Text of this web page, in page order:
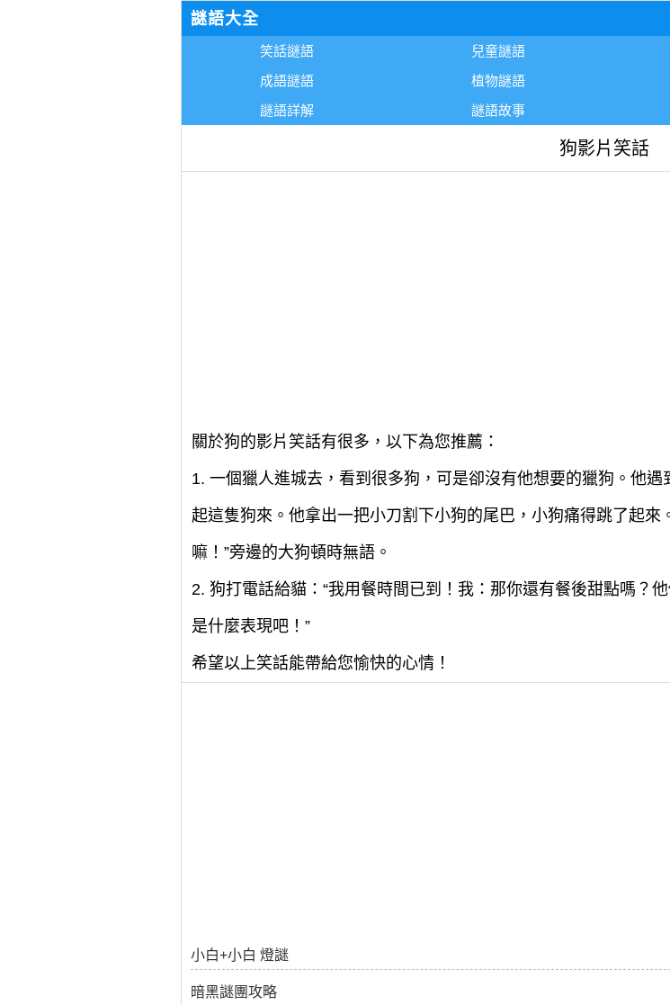
謎語大全
笑話謎語 兒童謎語
成語謎語
植物謎語
謎語詳解
謎語故事
狗影片笑話
關於狗的影片笑話有很多，以下為您推薦：
1. 一個獵人進城去，看到很多狗，可是卻沒有他想要的獵狗。他
起這隻狗來。他拿出一把小刀割下小狗的尾巴，小狗痛得跳了起來
嘛！”旁邊的大狗頓時無語。
2. 狗打電話給貓：“我用餐時間已到！我：那你還有餐後甜點嗎？
是什麼表現吧！”
希望以上笑話能帶給您愉快的心情！
小白+小白 燈謎
暗黑謎團攻略